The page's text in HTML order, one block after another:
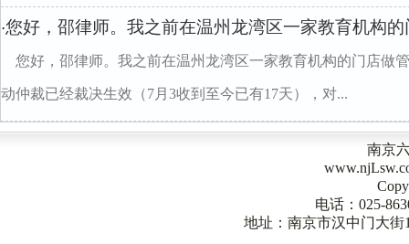
·您好，邵律师。我之前在温州龙湾区一家教育机构
您好，邵律师。我之前在温州龙湾区一家教育机构的门店做
动仲裁已经裁决生效（7月3收到至今已有17天），对...
南京
电话：025-
地址：南京市汉中门大